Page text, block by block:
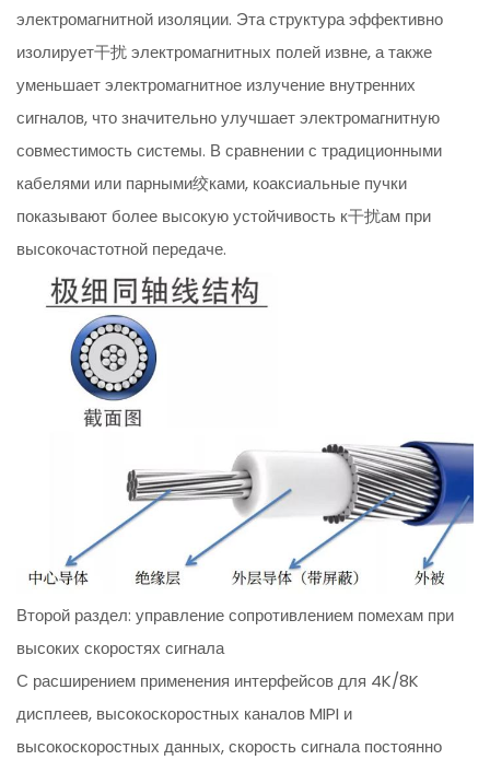
электромагнитной изоляции. Эта структура эффективно
изолирует干扰 электромагнитных полей извне, а также
уменьшает электромагнитное излучение внутренних
сигналов, что значительно улучшает электромагнитную
совместимость системы. В сравнении с традиционными
кабелями или парными绞ками, коаксиальные пучки
показывают более высокую устойчивость к干扰ам при
высокочастотной передаче.
Второй раздел: управление сопротивлением помехам при
высоких скоростях сигнала
С расширением применения интерфейсов для 4K/8K
дисплеев, высокоскоростных каналов MIPI и
высокоскоростных данных, скорость сигнала постоянно